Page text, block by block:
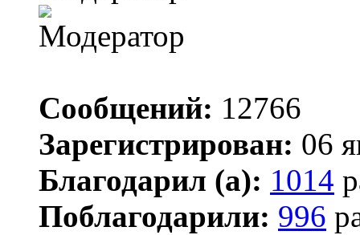
Сообщений: 12766
Зарегистрирован: 06
Благодарил (а): 1014
Поблагодарили: 996